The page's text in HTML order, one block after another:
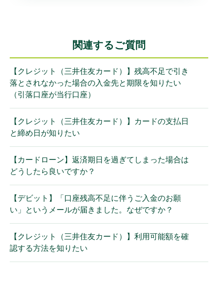
関連するご質問
【クレジット（三井住友カード）】残高不足で引き
落とされなかった場合の入金先と期限を知りたい
（引落口座が当行口座）
【クレジット（三井住友カード）】カードの支払日
と締め日が知りたい
【カードローン】返済期日を過ぎてしまった場合は
どうしたら良いですか？
【デビット】「口座残高不足に伴うご入金のお願
い」というメールが届きました。なぜですか？
【クレジット（三井住友カード）】利用可能額を確
認する方法を知りたい